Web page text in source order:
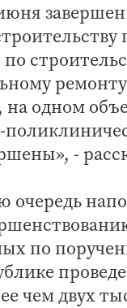
на одном
-
очередь
по
чем двух